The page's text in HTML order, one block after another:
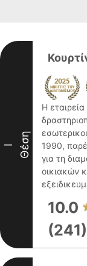
I Θέση
Η
1990,
για τη
οικιακών
10.0
(241)